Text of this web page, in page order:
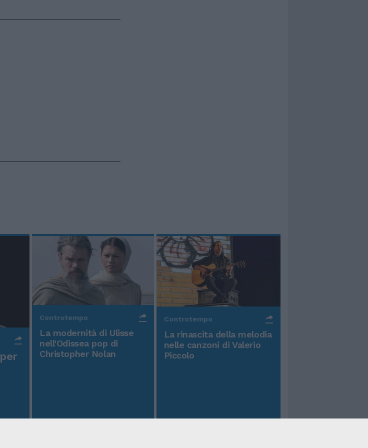
Controtempo
La modernità di Ulisse
nell'Odissea pop di
Christopher Nolan
Controtempo
La rinascita della melodia
nelle canzoni di Valerio
Piccolo